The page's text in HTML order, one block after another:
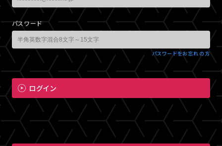
パスワード
パスワードをお忘れの方
ログイン